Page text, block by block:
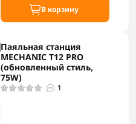
В корзину
Паяльная станция
MECHANIC T12 PRO
(обновленный стиль,
75W)
1